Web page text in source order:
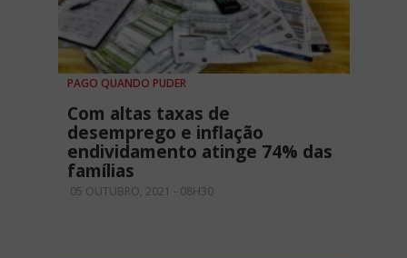
PAGO QUANDO PUDER
Com altas taxas de
desemprego e inflação
endividamento atinge 74% das
famílias
05 OUTUBRO, 2021 - 08H30